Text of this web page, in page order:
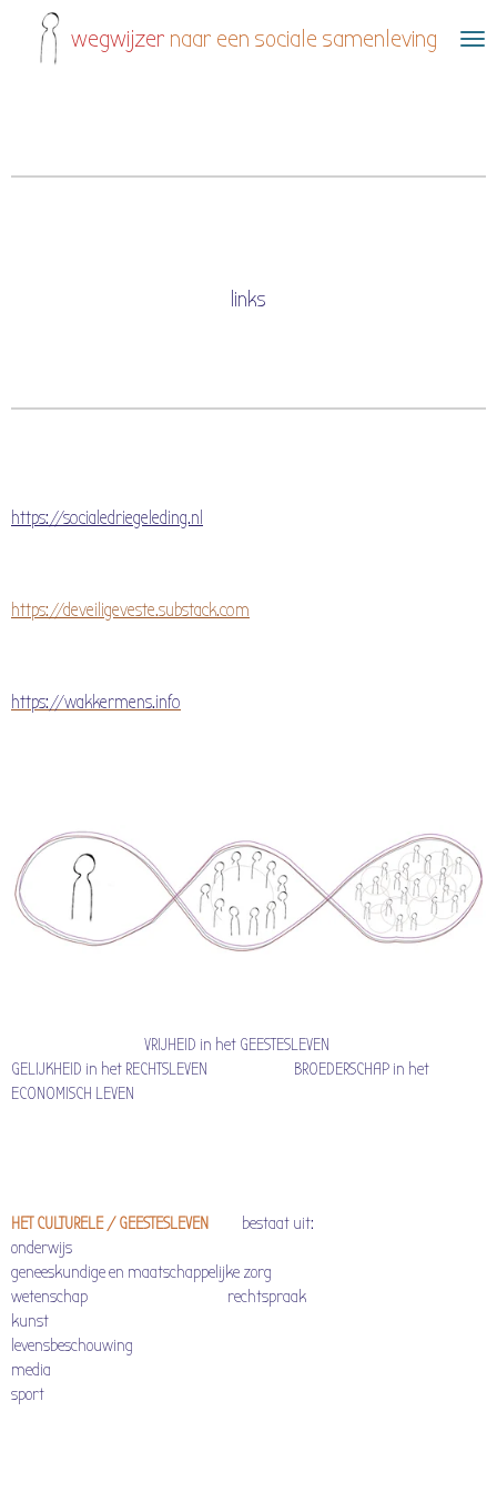
direct
wegwijzer naar een sociale samenleving
links
https://socialedriegeleding.nl
https://deveiligeveste.substack.com
https://wakkermens.info
VRIJHEID in het GEESTESLEVEN
GELIJKHEID in het RECHTSLEVEN BROEDERSCHAP in het
ECONOMISCH LEVEN
HET CULTURELE / GEESTESLEVEN
bestaat uit:
onderwijs
geneeskundige en maatschappelijke zorg
wetenschap rechtspraak
kunst
levensbeschouwing
media
sport